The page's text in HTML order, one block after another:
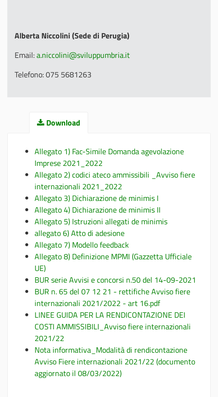
Alberta Niccolini (Sede di Perugia)
Email:a.niccolini@sviluppumbria.it
Telefono: 075 5681263
Download
Allegato 1) Fac-Simile Domanda agevolazione
Imprese 2021_2022
Allegato 2) codici ateco ammissibili _Avviso fiere
internazionali 2021_2022
Allegato 3) Dichiarazione de minimis I
Allegato 4) Dichiarazione de minimis II
Allegato 5) Istruzioni allegati de minimis
allegato 6) Atto di adesione
Allegato 7) Modello feedback
Allegato 8) Definizione MPMI (Gazzetta Ufficiale
UE)
BUR serie Avvisi e concorsi n.50 del 14-09-2021
BUR n. 65 del 07 12 21 - rettifiche Avviso fiere
internazionali 2021/2022 - art 16.pdf
LINEE GUIDA PER LA RENDICONTAZIONE DEI
COSTI AMMISSIBILI_Avviso fiere internazionali
2021/22
Nota informativa_Modalità di rendicontazione
Avviso Fiere internazionali 2021/22 (documento
aggiornato il 08/03/2022)